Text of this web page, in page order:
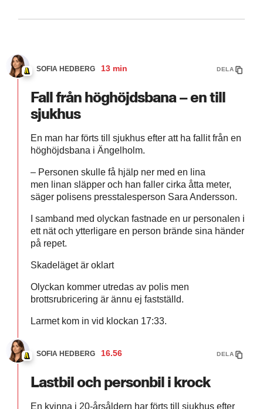
SOFIA HEDBERG 13 min DELA
Fall från höghöjdsbana – en till
sjukhus
En man har förts till sjukhus efter att ha fallit från en
höghöjdsbana i Ängelholm.
– Personen skulle få hjälp ner med en lina
men linan släpper och han faller cirka åtta meter,
säger polisens presstalesperson Sara Andersson.
I samband med olyckan fastnade en ur personalen i
ett nät och ytterligare en person brände sina händer
på repet.
Skadeläget är oklart
Olyckan kommer utredas av polis men
brottsrubricering är ännu ej fastställd.
Larmet kom in vid klockan 17:33.
SOFIA HEDBERG 16.56 DELA
Lastbil och personbil i krock
En kvinna i 20-årsåldern har förts till sjukhus efter